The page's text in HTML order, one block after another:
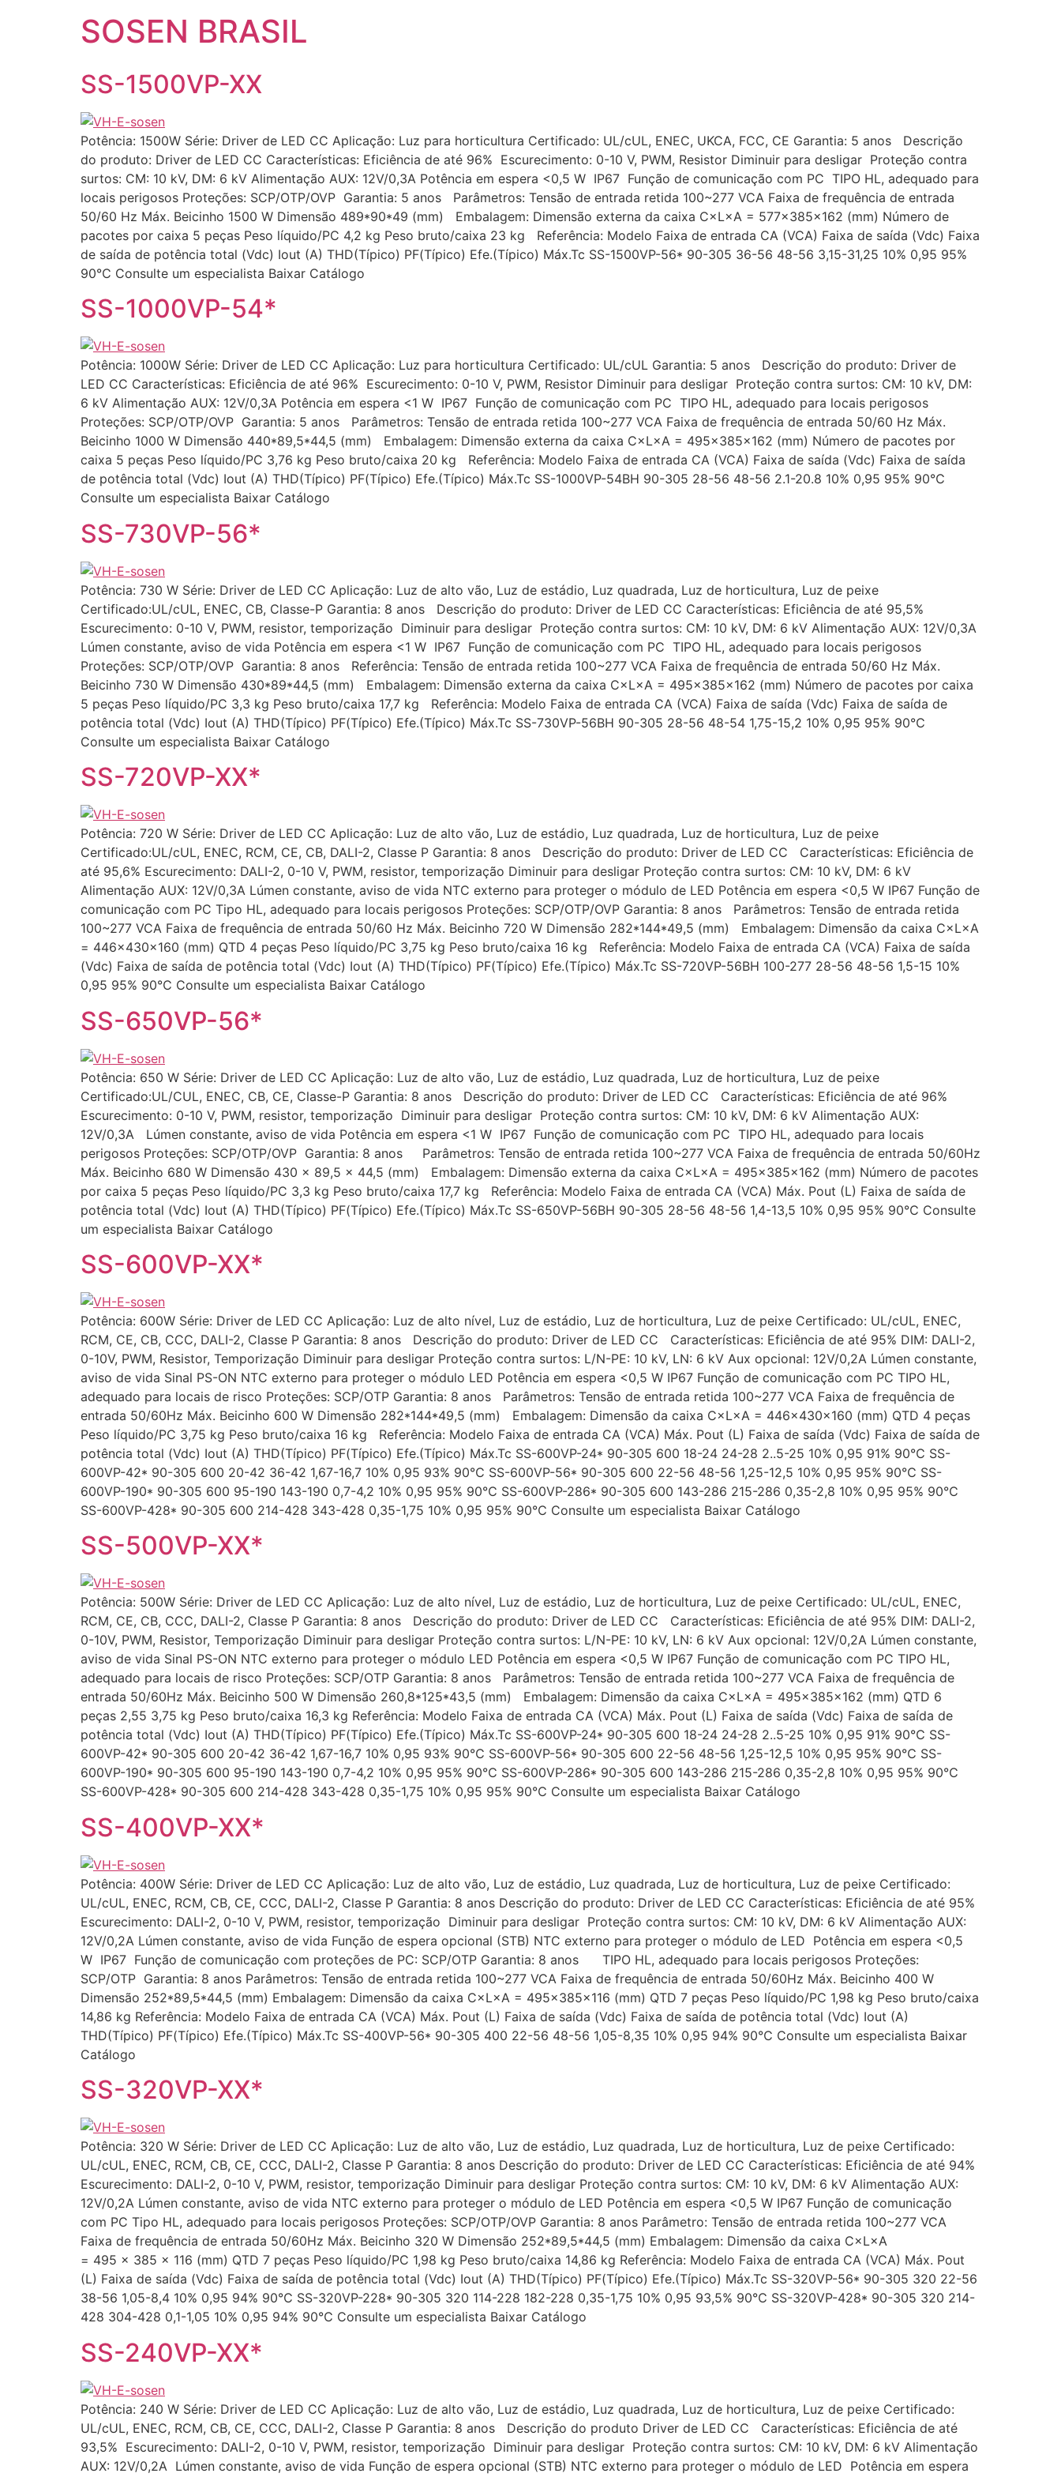
SOSEN BRASIL
SS-1500VP-XX
Potência: 1500W Série: Driver de LED CC Aplicação: Luz para horticultura Certificado: UL/cUL, ENEC, UKCA, FCC, CE Garantia: 5 anos Descrição
do produto: Driver de LED CC Características: Eficiência de até 96% Escurecimento: 0-10 V, PWM, Resistor Diminuir para desligar Proteção contra
surtos: CM: 10 kV, DM: 6 kV Alimentação AUX: 12V/0,3A Potência em espera <0,5 W IP67 Função de comunicação com PC TIPO HL, adequado para
locais perigosos Proteções: SCP/OTP/OVP Garantia: 5 anos Parâmetros: Tensão de entrada retida 100~277 VCA Faixa de frequência de entrada
50/60 Hz Máx. Beicinho 1500 W Dimensão 489*90*49 (mm) Embalagem: Dimensão externa da caixa C×L×A = 577×385×162 (mm) Número de
pacotes por caixa 5 peças Peso líquido/PC 4,2 kg Peso bruto/caixa 23 kg Referência: Modelo Faixa de entrada CA (VCA) Faixa de saída (Vdc) Faixa
de saída de potência total (Vdc) Iout (A) THD(Típico) PF(Típico) Efe.(Típico) Máx.Tc SS-1500VP-56* 90-305 36-56 48-56 3,15-31,25 10% 0,95 95%
90℃ Consulte um especialista Baixar Catálogo
SS-1000VP-54*
Potência: 1000W Série: Driver de LED CC Aplicação: Luz para horticultura Certificado: UL/cUL Garantia: 5 anos Descrição do produto: Driver de
LED CC Características: Eficiência de até 96% Escurecimento: 0-10 V, PWM, Resistor Diminuir para desligar Proteção contra surtos: CM: 10 kV, DM:
6 kV Alimentação AUX: 12V/0,3A Potência em espera <1 W IP67 Função de comunicação com PC TIPO HL, adequado para locais perigosos
Proteções: SCP/OTP/OVP Garantia: 5 anos Parâmetros: Tensão de entrada retida 100~277 VCA Faixa de frequência de entrada 50/60 Hz Máx.
Beicinho 1000 W Dimensão 440*89,5*44,5 (mm) Embalagem: Dimensão externa da caixa C×L×A = 495×385×162 (mm) Número de pacotes por
caixa 5 peças Peso líquido/PC 3,76 kg Peso bruto/caixa 20 kg Referência: Modelo Faixa de entrada CA (VCA) Faixa de saída (Vdc) Faixa de saída
de potência total (Vdc) Iout (A) THD(Típico) PF(Típico) Efe.(Típico) Máx.Tc SS-1000VP-54BH 90-305 28-56 48-56 2.1-20.8 10% 0,95 95% 90℃
Consulte um especialista Baixar Catálogo
SS-730VP-56*
Potência: 730 W Série: Driver de LED CC Aplicação: Luz de alto vão, Luz de estádio, Luz quadrada, Luz de horticultura, Luz de peixe
Certificado:UL/cUL, ENEC, CB, Classe-P Garantia: 8 anos Descrição do produto: Driver de LED CC Características: Eficiência de até 95,5%
Escurecimento: 0-10 V, PWM, resistor, temporização Diminuir para desligar Proteção contra surtos: CM: 10 kV, DM: 6 kV Alimentação AUX: 12V/0,3A
Lúmen constante, aviso de vida Potência em espera <1 W IP67 Função de comunicação com PC TIPO HL, adequado para locais perigosos
Proteções: SCP/OTP/OVP Garantia: 8 anos Referência: Tensão de entrada retida 100~277 VCA Faixa de frequência de entrada 50/60 Hz Máx.
Beicinho 730 W Dimensão 430*89*44,5 (mm) Embalagem: Dimensão externa da caixa C×L×A = 495×385×162 (mm) Número de pacotes por caixa
5 peças Peso líquido/PC 3,3 kg Peso bruto/caixa 17,7 kg Referência: Modelo Faixa de entrada CA (VCA) Faixa de saída (Vdc) Faixa de saída de
potência total (Vdc) Iout (A) THD(Típico) PF(Típico) Efe.(Típico) Máx.Tc SS-730VP-56BH 90-305 28-56 48-54 1,75-15,2 10% 0,95 95% 90℃
Consulte um especialista Baixar Catálogo
SS-720VP-XX*
Potência: 720 W Série: Driver de LED CC Aplicação: Luz de alto vão, Luz de estádio, Luz quadrada, Luz de horticultura, Luz de peixe
Certificado:UL/cUL, ENEC, RCM, CE, CB, DALI-2, Classe P Garantia: 8 anos Descrição do produto: Driver de LED CC Características: Eficiência de
até 95,6% Escurecimento: DALI-2, 0-10 V, PWM, resistor, temporização Diminuir para desligar Proteção contra surtos: CM: 10 kV, DM: 6 kV
Alimentação AUX: 12V/0,3A Lúmen constante, aviso de vida NTC externo para proteger o módulo de LED Potência em espera <0,5 W IP67 Função de
comunicação com PC Tipo HL, adequado para locais perigosos Proteções: SCP/OTP/OVP Garantia: 8 anos Parâmetros: Tensão de entrada retida
100~277 VCA Faixa de frequência de entrada 50/60 Hz Máx. Beicinho 720 W Dimensão 282*144*49,5 (mm) Embalagem: Dimensão da caixa C×L×A
= 446×430×160 (mm) QTD 4 peças Peso líquido/PC 3,75 kg Peso bruto/caixa 16 kg Referência: Modelo Faixa de entrada CA (VCA) Faixa de saída
(Vdc) Faixa de saída de potência total (Vdc) Iout (A) THD(Típico) PF(Típico) Efe.(Típico) Máx.Tc SS-720VP-56BH 100-277 28-56 48-56 1,5-15 10%
0,95 95% 90℃ Consulte um especialista Baixar Catálogo
SS-650VP-56*
Potência: 650 W Série: Driver de LED CC Aplicação: Luz de alto vão, Luz de estádio, Luz quadrada, Luz de horticultura, Luz de peixe
Certificado:UL/CUL, ENEC, CB, CE, Classe-P Garantia: 8 anos Descrição do produto: Driver de LED CC Características: Eficiência de até 96%
Escurecimento: 0-10 V, PWM, resistor, temporização Diminuir para desligar Proteção contra surtos: CM: 10 kV, DM: 6 kV Alimentação AUX:
12V/0,3A Lúmen constante, aviso de vida Potência em espera <1 W IP67 Função de comunicação com PC TIPO HL, adequado para locais
perigosos Proteções: SCP/OTP/OVP Garantia: 8 anos Parâmetros: Tensão de entrada retida 100~277 VCA Faixa de frequência de entrada 50/60Hz
Máx. Beicinho 680 W Dimensão 430 x 89,5 x 44,5 (mm) Embalagem: Dimensão externa da caixa C×L×A = 495×385×162 (mm) Número de pacotes
por caixa 5 peças Peso líquido/PC 3,3 kg Peso bruto/caixa 17,7 kg Referência: Modelo Faixa de entrada CA (VCA) Máx. Pout (L) Faixa de saída de
potência total (Vdc) Iout (A) THD(Típico) PF(Típico) Efe.(Típico) Máx.Tc SS-650VP-56BH 90-305 28-56 48-56 1,4-13,5 10% 0,95 95% 90℃ Consulte
um especialista Baixar Catálogo
SS-600VP-XX*
Potência: 600W Série: Driver de LED CC Aplicação: Luz de alto nível, Luz de estádio, Luz de horticultura, Luz de peixe Certificado: UL/cUL, ENEC,
RCM, CE, CB, CCC, DALI-2, Classe P Garantia: 8 anos Descrição do produto: Driver de LED CC Características: Eficiência de até 95% DIM: DALI-2,
0-10V, PWM, Resistor, Temporização Diminuir para desligar Proteção contra surtos: L/N-PE: 10 kV, LN: 6 kV Aux opcional: 12V/0,2A Lúmen constante,
aviso de vida Sinal PS-ON NTC externo para proteger o módulo LED Potência em espera <0,5 W IP67 Função de comunicação com PC TIPO HL,
adequado para locais de risco Proteções: SCP/OTP Garantia: 8 anos Parâmetros: Tensão de entrada retida 100~277 VCA Faixa de frequência de
entrada 50/60Hz Máx. Beicinho 600 W Dimensão 282*144*49,5 (mm) Embalagem: Dimensão da caixa C×L×A = 446×430×160 (mm) QTD 4 peças
Peso líquido/PC 3,75 kg Peso bruto/caixa 16 kg Referência: Modelo Faixa de entrada CA (VCA) Máx. Pout (L) Faixa de saída (Vdc) Faixa de saída de
potência total (Vdc) Iout (A) THD(Típico) PF(Típico) Efe.(Típico) Máx.Tc SS-600VP-24* 90-305 600 18-24 24-28 2..5-25 10% 0,95 91% 90℃ SS-
600VP-42* 90-305 600 20-42 36-42 1,67-16,7 10% 0,95 93% 90℃ SS-600VP-56* 90-305 600 22-56 48-56 1,25-12,5 10% 0,95 95% 90℃ SS-
600VP-190* 90-305 600 95-190 143-190 0,7-4,2 10% 0,95 95% 90℃ SS-600VP-286* 90-305 600 143-286 215-286 0,35-2,8 10% 0,95 95% 90℃
SS-600VP-428* 90-305 600 214-428 343-428 0,35-1,75 10% 0,95 95% 90℃ Consulte um especialista Baixar Catálogo
SS-500VP-XX*
Potência: 500W Série: Driver de LED CC Aplicação: Luz de alto nível, Luz de estádio, Luz de horticultura, Luz de peixe Certificado: UL/cUL, ENEC,
RCM, CE, CB, CCC, DALI-2, Classe P Garantia: 8 anos Descrição do produto: Driver de LED CC Características: Eficiência de até 95% DIM: DALI-2,
0-10V, PWM, Resistor, Temporização Diminuir para desligar Proteção contra surtos: L/N-PE: 10 kV, LN: 6 kV Aux opcional: 12V/0,2A Lúmen constante,
aviso de vida Sinal PS-ON NTC externo para proteger o módulo LED Potência em espera <0,5 W IP67 Função de comunicação com PC TIPO HL,
adequado para locais de risco Proteções: SCP/OTP Garantia: 8 anos Parâmetros: Tensão de entrada retida 100~277 VCA Faixa de frequência de
entrada 50/60Hz Máx. Beicinho 500 W Dimensão 260,8*125*43,5 (mm) Embalagem: Dimensão da caixa C×L×A = 495×385×162 (mm) QTD 6
peças 2,55 3,75 kg Peso bruto/caixa 16,3 kg Referência: Modelo Faixa de entrada CA (VCA) Máx. Pout (L) Faixa de saída (Vdc) Faixa de saída de
potência total (Vdc) Iout (A) THD(Típico) PF(Típico) Efe.(Típico) Máx.Tc SS-600VP-24* 90-305 600 18-24 24-28 2..5-25 10% 0,95 91% 90℃ SS-
600VP-42* 90-305 600 20-42 36-42 1,67-16,7 10% 0,95 93% 90℃ SS-600VP-56* 90-305 600 22-56 48-56 1,25-12,5 10% 0,95 95% 90℃ SS-
600VP-190* 90-305 600 95-190 143-190 0,7-4,2 10% 0,95 95% 90℃ SS-600VP-286* 90-305 600 143-286 215-286 0,35-2,8 10% 0,95 95% 90℃
SS-600VP-428* 90-305 600 214-428 343-428 0,35-1,75 10% 0,95 95% 90℃ Consulte um especialista Baixar Catálogo
SS-400VP-XX*
Potência: 400W Série: Driver de LED CC Aplicação: Luz de alto vão, Luz de estádio, Luz quadrada, Luz de horticultura, Luz de peixe Certificado:
UL/cUL, ENEC, RCM, CB, CE, CCC, DALI-2, Classe P Garantia: 8 anos Descrição do produto: Driver de LED CC Características: Eficiência de até 95%
Escurecimento: DALI-2, 0-10 V, PWM, resistor, temporização Diminuir para desligar Proteção contra surtos: CM: 10 kV, DM: 6 kV Alimentação AUX:
12V/0,2A Lúmen constante, aviso de vida Função de espera opcional (STB) NTC externo para proteger o módulo de LED Potência em espera <0,5
W IP67 Função de comunicação com proteções de PC: SCP/OTP Garantia: 8 anos TIPO HL, adequado para locais perigosos Proteções:
SCP/OTP Garantia: 8 anos Parâmetros: Tensão de entrada retida 100~277 VCA Faixa de frequência de entrada 50/60Hz Máx. Beicinho 400 W
Dimensão 252*89,5*44,5 (mm) Embalagem: Dimensão da caixa C×L×A = 495×385×116 (mm) QTD 7 peças Peso líquido/PC 1,98 kg Peso bruto/caixa
14,86 kg Referência: Modelo Faixa de entrada CA (VCA) Máx. Pout (L) Faixa de saída (Vdc) Faixa de saída de potência total (Vdc) Iout (A)
THD(Típico) PF(Típico) Efe.(Típico) Máx.Tc SS-400VP-56* 90-305 400 22-56 48-56 1,05-8,35 10% 0,95 94% 90℃ Consulte um especialista Baixar
Catálogo
SS-320VP-XX*
Potência: 320 W Série: Driver de LED CC Aplicação: Luz de alto vão, Luz de estádio, Luz quadrada, Luz de horticultura, Luz de peixe Certificado:
UL/cUL, ENEC, RCM, CB, CE, CCC, DALI-2, Classe P Garantia: 8 anos Descrição do produto: Driver de LED CC Características: Eficiência de até 94%
Escurecimento: DALI-2, 0-10 V, PWM, resistor, temporização Diminuir para desligar Proteção contra surtos: CM: 10 kV, DM: 6 kV Alimentação AUX:
12V/0,2A Lúmen constante, aviso de vida NTC externo para proteger o módulo de LED Potência em espera <0,5 W IP67 Função de comunicação
com PC Tipo HL, adequado para locais perigosos Proteções: SCP/OTP/OVP Garantia: 8 anos Parâmetro: Tensão de entrada retida 100~277 VCA
Faixa de frequência de entrada 50/60Hz Máx. Beicinho 320 W Dimensão 252*89,5*44,5 (mm) Embalagem: Dimensão da caixa C×L×A
= 495 × 385 × 116 (mm) QTD 7 peças Peso líquido/PC 1,98 kg Peso bruto/caixa 14,86 kg Referência: Modelo Faixa de entrada CA (VCA) Máx. Pout
(L) Faixa de saída (Vdc) Faixa de saída de potência total (Vdc) Iout (A) THD(Típico) PF(Típico) Efe.(Típico) Máx.Tc SS-320VP-56* 90-305 320 22-56
38-56 1,05-8,4 10% 0,95 94% 90℃ SS-320VP-228* 90-305 320 114-228 182-228 0,35-1,75 10% 0,95 93,5% 90℃ SS-320VP-428* 90-305 320 214-
428 304-428 0,1-1,05 10% 0,95 94% 90℃ Consulte um especialista Baixar Catálogo
SS-240VP-XX*
Potência: 240 W Série: Driver de LED CC Aplicação: Luz de alto vão, Luz de estádio, Luz quadrada, Luz de horticultura, Luz de peixe Certificado:
UL/cUL, ENEC, RCM, CB, CE, CCC, DALI-2, Classe P Garantia: 8 anos Descrição do produto Driver de LED CC Características: Eficiência de até
93,5% Escurecimento: DALI-2, 0-10 V, PWM, resistor, temporização Diminuir para desligar Proteção contra surtos: CM: 10 kV, DM: 6 kV Alimentação
AUX: 12V/0,2A Lúmen constante, aviso de vida Função de espera opcional (STB) NTC externo para proteger o módulo de LED Potência em espera